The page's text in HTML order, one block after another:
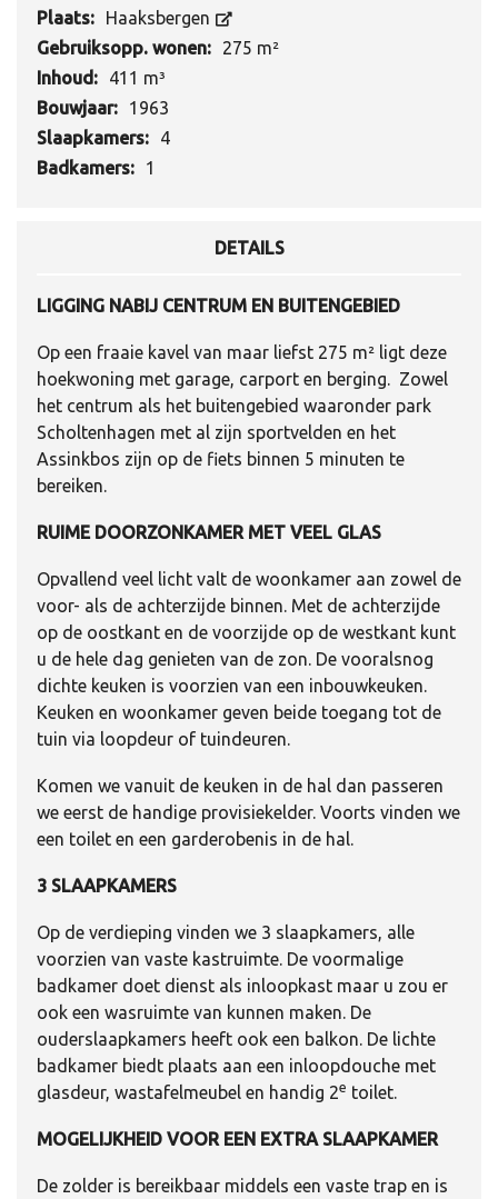
Plaats:
Haaksbergen
Gebruiksopp. wonen:
275 m²
Inhoud:
411 m³
Bouwjaar:
1963
Slaapkamers:
4
Badkamers:
1
DETAILS
LIGGING NABIJ CENTRUM EN BUITENGEBIED
Op een fraaie kavel van maar liefst 275 m² ligt deze
hoekwoning met garage, carport en berging. Zowel
het centrum als het buitengebied waaronder park
Scholtenhagen met al zijn sportvelden en het
Assinkbos zijn op de fiets binnen 5 minuten te
bereiken.
RUIME DOORZONKAMER MET VEEL GLAS
Opvallend veel licht valt de woonkamer aan zowel de
voor- als de achterzijde binnen. Met de achterzijde
op de oostkant en de voorzijde op de westkant kunt
u de hele dag genieten van de zon. De vooralsnog
dichte keuken is voorzien van een inbouwkeuken.
Keuken en woonkamer geven beide toegang tot de
tuin via loopdeur of tuindeuren.
Komen we vanuit de keuken in de hal dan passeren
we eerst de handige provisiekelder. Voorts vinden we
een toilet en een garderobenis in de hal.
3 SLAAPKAMERS
Op de verdieping vinden we 3 slaapkamers, alle
voorzien van vaste kastruimte. De voormalige
badkamer doet dienst als inloopkast maar u zou er
ook een wasruimte van kunnen maken. De
ouderslaapkamers heeft ook een balkon. De lichte
badkamer biedt plaats aan een inloopdouche met
glasdeur, wastafelmeubel en handig 2e toilet.
MOGELIJKHEID VOOR EEN EXTRA SLAAPKAMER
De zolder is bereikbaar middels een vaste trap en is